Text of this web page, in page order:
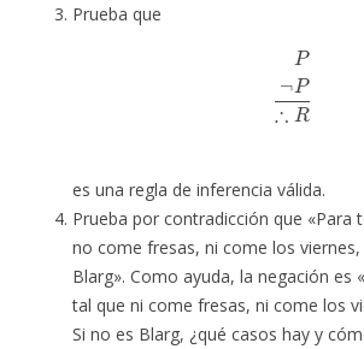
Prueba que
∴
es una regla de inferencia válida.
Prueba por contradicción que «Para
no come fresas, ni come los
Blarg». Como ayuda, la negación es
tal que ni come fresas, ni come los
Si no es Blarg, ¿qué casos hay y